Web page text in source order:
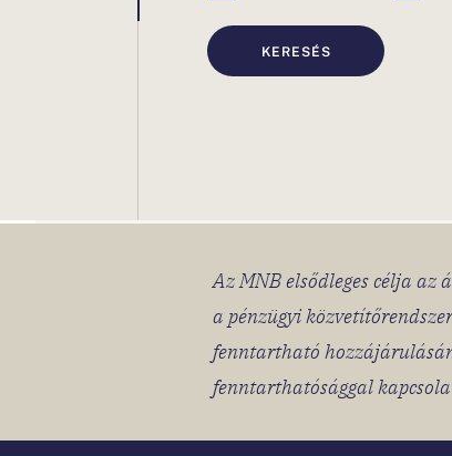
KERESÉS
Az MNB elsődleges célja az
a pénzügyi
fenntartható
fenntarthatósággal